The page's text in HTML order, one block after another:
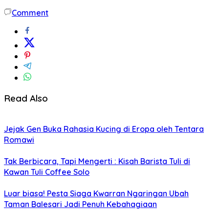
Comment
Read Also
Jejak Gen Buka Rahasia Kucing di Eropa oleh Tentara
Romawi
Tak Berbicara, Tapi Mengerti : Kisah Barista Tuli di
Kawan Tuli Coffee Solo
Luar biasa! Pesta Siaga Kwarran Ngaringan Ubah
Taman Balesari Jadi Penuh Kebahagiaan